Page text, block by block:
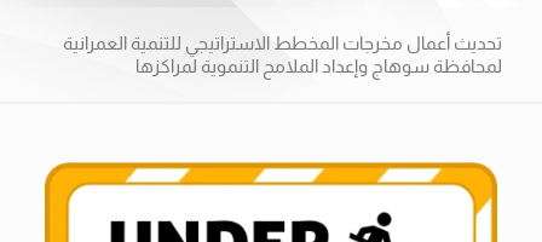
تحديث أعمال مخرجات المخطط الاستراتيجي للتنمية العمرانية
لمحافظة سوهاج وإعداد الملامح التنموية لمراكزها